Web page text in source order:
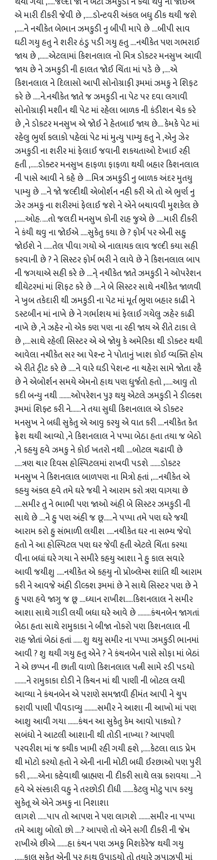
એ મારી દીકરી જેવી છે ,.....ડોન્ટવરી અંકલ બધુ ઠીક થયી જશે
,.....ને નચીકેત બેભાન ઝમકુડી નુ બીપી માપે છે ....બીપી સાવ
ઘટી ગયુ હતુ ને શરીર ઠંડુ પડી ગયુ હતુ ....નચીકેત પણ ગભરાઈ
જાય છે ,......એટલામાં કિશનલાલ નો મિત્ર ડોકટર મનસુખ આવી
જાય છે ને ઝમકુડી ની હાલત જોઈ ચિંતા માં પડે છે ,....એ
કિશનલાલ ને દિલાસો આપી સોનોગ્રાફી રૂમમાં ઝમકુ ને શિફટ
કરે છે .....ને.નચીકેત જાતે જ ઝમકુડી ના પેટ પર દવા લગાવી
સોનોગ્રાફી મશીન થી પેટ માં રહેલા બાળક ની કંડીશન ચેક કરે
છે ,ને ડોકટર મનસુખ એ જોઈ ને હેતબાઈ જાય છે.... કેમકે પેટ માં
રહેલુ ભુર્ણ કલાકો પહેલાં પેટ માં મુત્યુ પામ્યુ હતુ ને ,એનુ ઝેર
ઝમકુડી ના શરીર માં ફેલાઈ જવાની શકયતાઓ દેખાઈ રહી
હતી ,.....ડોક્ટર મનસુખ હાફળા ફાફળા થયી બહાર કિશનલાલ
ની પાસે આવી ને કહે છે ....મિત્ર ઝમકુડી નુ બાળક અંદર મુતયુ
પામ્યુ છે ....ને જો જલ્દીથી એબોર્શન નહી કરી એ તો એ ભુર્ણ નુ
ઝેર ઝમકુ ના શરીરમાં ફેલાઈ જશે ને એને બચાવવી મુશકેલ છે
,......ઓહ. ....તો જલદી મનસુખ કોની રાહ જુએ છે .....મારી દીકરી
ને કંયી થવુ ના જોઈએ .....સુકેતુ કયા છે ? ફોર્મ પર એની સહુ
જોઈશે ને ......તેલ પીવા ગયો એ નાલાયક લાવ જલ્દી કયા સહી
કરવાની છે ? ને સિસ્ટર ફોર્મ ભરી ને લાવે છે ને કિશનલાલ બાપ
ની જગયાએ સહી કરે છે ....ને્ નચીકેત જાતે ઝમકુડી ને ઓપરેશન
થીયેટરમાં માં શિફટ કરે છે .....ને બે સિસ્ટર સાથે નચીકેત જાળવી
ને ખુબ તકેદારી થી ઝમકુડી ના પેટ માં મૂર્ત ભુણ બહાર કાઢી ને
ડસ્ટબીન માં નાખે છે ને ગર્ભાશય માં ફેલાઈ ગયેલુ ઝહેર કાઢી
નાખે છે ,ને ઝહેર નો એક કણ પણ ના રહી જાય એ રીતે ટાકા લે
છે ,....સાથે રહેલી સિસ્ટર એ એ જોયુ કે અમેરિકા થી ડોક્ટર થયી
આવેલા નચીકેત સર આ પેશ્ન્ટ ને પોતાનું ખાશ કોઈ વ્યક્તિ હોય
એ રીતે ટ્રીટ કરે છે .....ને વારે ઘડી પેશન્ટ ના ચહેરા સામે જોતા રહૈ
છે ને એબોર્શન સમયે એમનો હાથ પણ ધુર્જતો હતો ,.....આવુ તો
કદી બન્યુ નથી ........ઓપરેશન પુરૂ થયુ એટલે ઝમકુડી ને ડીલ્કશ
રૂમમાં શિફ્ટ કરી ને.......ને તયા સુધી કિશનલાલ એ ડોક્ટર
મનસુખ ને બધી સુકેતુ એ આવુ કરયુ એ વાત કરી ....નચીકેત કેત
ફ્રેશ થયી આવ્યો ,ને કિશનલાલ ને પપ્પા બેઠા હતા તયા જ બેઠો
,ને કહયુ હવે ઝમકુ ને કોઈ ખતરો નથી ....બોટલ ચઢાવી છે
.....ત્રણ ચાર દિવસ હોસ્પિટલમાં રાખવી પડશે .......ડોકટર
મનસુખ ને કિશનલાલ બાળપણ ના મિત્રો હતાં ,....નચીકેત એ
કહયુ અંકલ હવે તમે ઘરે જયી ને આરામ કરો ત્રણ વાગયા છે
.....સમીર તુ ને ભાભી પણ જાઓ અંહી બે સિસ્ટર ઝમકુડી ની
સાથે છે ....ને હુ પણ અંહી જ છૂ......ને પપ્પા તમે પણ ઘરે જયી
આરામ કરો હુ સંભાળી લયીશ .....નચીકેત ઘર ના સભ્ય જેવો
હતો ને આ હોસ્પિટલ પણ ઘર જેવી હતી એટલે ચિંતા કરયા
વીના બધાં ઘરે ગયા ને સમીરે કહયુ આશા ને હુ કાલ સવારે
આવી જયીશુ .....નચીકેત એ કહયુ નો પ્રોબ્લેમ્સ શાંતિ થી આરામ
કરી ને આવજે અંહી ડીલ્કશ રૂમમાં છે ને સાથે સિસ્ટર પણ છે ને
હુ પણ હવે જાગુ જ છૂ ....ધ્યાન રાખીશ.....કિશનલાલ ને સમીર
આશા સાથે ગાડી લયી બધા ઘરે આવે છે .........કંચનબેન જાગતાં
બેઠા હતા સાથે રામુકાકા ને બીજા નોકરો પણ કિશનલાલ ની
રાહ જોતાં બેઠાં હતાં ...... શુ થયુ સમીર ના પપ્પા ઝમકુડી ભાનમાં
આવી ? શુ થયી ગયુ હતુ એને ? ને કંચનબેન પાસે સોફા માં બેઠાં
ને એ છપ્પન ની છાતી વાળો કિશનલાલ પત્ની સામે રડી પડયો
........ને રામુકાકા દોડી ને કિચન માં થી પાણી ની બોટલ લયી
આવ્યા ને કંચનબેન એ પરાણે સમજાવી હીમંત આપી ને ચુપ
કરાવી પાણી પીવડાવ્યુ .........સમીર ને આશા ની આખો માં પણ
આશુ આવી ગયા .......કંચન આ સુકેતુ કેમ આવો પાક્યો ?
સબંધો ને આટલી આશાની થી તોડી નાખ્યા ? આપણી
પરવરીશ માં જ કયીક ખામી રહી ગયી હશે ,.....કેટલા લાડ પ્રેમ
થી મોટો કરયો હતો ને એની નાની મોટી બધી ઈરછાઓ પણ પુરી
કરી ,......એના કહેવાથી બ્રાહ્મણ ની દીકરી સાથે લગ્ન કરાવયા ....ને
હવે એ સંસ્કારી વહુ ને તરછોડી દીધી .......કેટલુ મોટુ પાપ કરયુ
સુકેતૂ એ એને ઝમકુ ના નિશાશા
લાગશે ......પાપ તો આપણ ને પણ લાગશે ........સમીર ના પપ્પા
તમે આશુ બોલો છો ....? આપણે તો એને સગી દીકરી ની જેમ
રાખીએ છીએ .......હા કંચન પણ ઝમકુ મિશકેરેજ થયી ગયુ